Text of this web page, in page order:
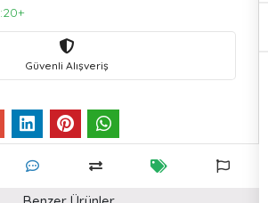
:20+
Güvenli Alışveriş